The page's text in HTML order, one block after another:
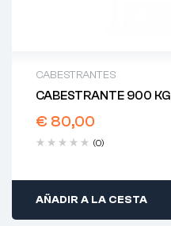
CABESTRANTES
CABESTRANTE 900 KG
€ 80,00
(0)
AÑADIR A LA CESTA